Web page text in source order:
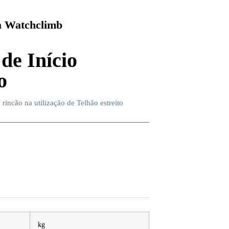
Watchclimb
Início
na utilização de Telhão estreito
kg